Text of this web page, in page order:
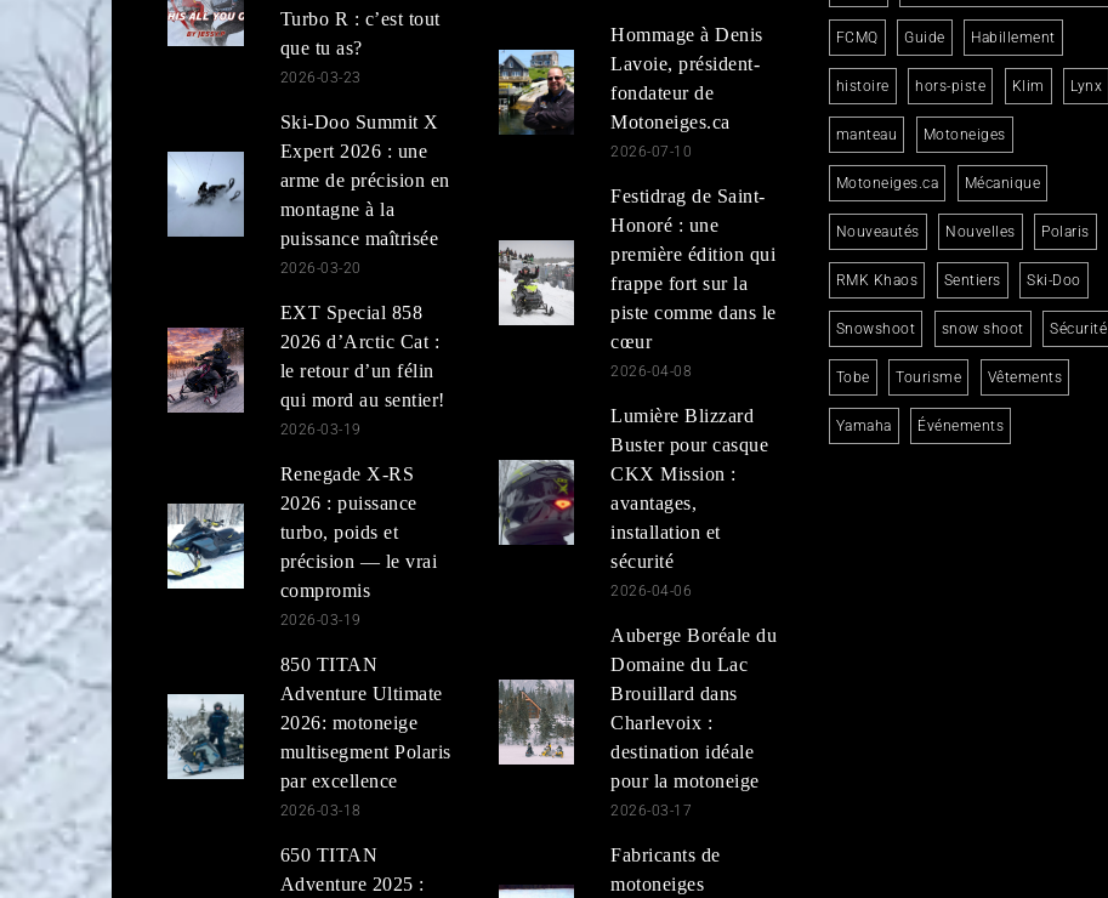
Turbo R : c’est tout
que tu as?
2026-03-23
Ski-Doo Summit X
Expert 2026 : une
arme de précision en
montagne à la
puissance maîtrisée
2026-03-20
EXT Special 858
2026 d’Arctic Cat :
le retour d’un félin
qui mord au sentier!
2026-03-19
Renegade X-RS
2026 : puissance
turbo, poids et
précision — le vrai
compromis
2026-03-19
850 TITAN
Adventure Ultimate
2026: motoneige
multisegment Polaris
par excellence
2026-03-18
650 TITAN
Adventure 2025 :
Hommage à Denis
Lavoie, président-
fondateur de
Motoneiges.ca
2026-07-10
Festidrag de Saint-
Honoré : une
première édition qui
frappe fort sur la
piste comme dans le
cœur
2026-04-08
Lumière Blizzard
Buster pour casque
CKX Mission :
avantages,
installation et
sécurité
2026-04-06
Auberge Boréale du
Domaine du Lac
Brouillard dans
Charlevoix :
destination idéale
pour la motoneige
2026-03-17
Fabricants de
motoneiges
FCMQ Guide Habillement
histoire hors-piste Klim Lynx
manteau Motoneiges
Motoneiges.ca Mécanique
Nouveautés Nouvelles Polaris
RMK Khaos Sentiers Ski-Doo
Snowshoot snow shoot Sécurité
Tobe Tourisme Vêtements
Yamaha Événements